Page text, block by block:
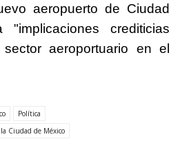
aeropuerto de Ciudad
crediticias
aeroportuario en el
Política
Ciudad de México